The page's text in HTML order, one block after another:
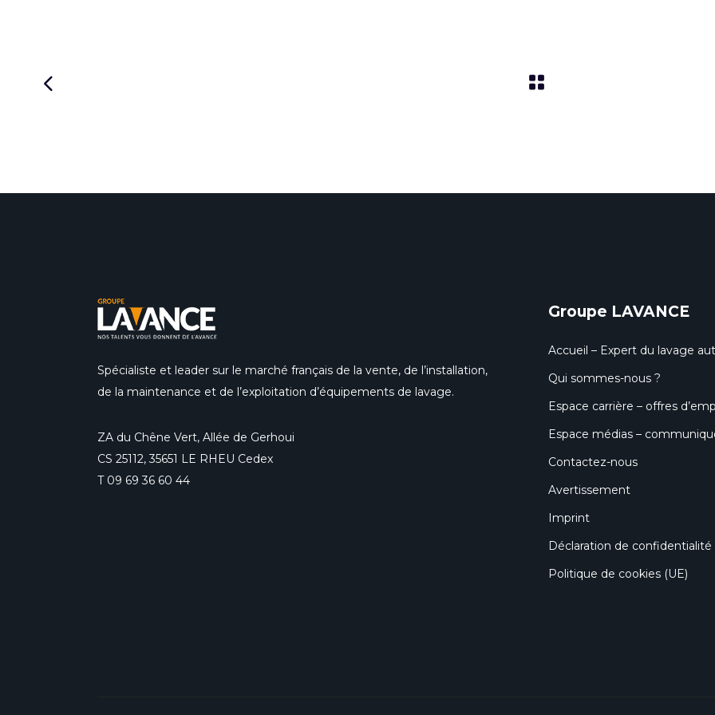
Spécialiste et leader sur le marché français de la vente, de l’installation,
de la maintenance et de l’exploitation d’équipements de lavage.
ZA du Chêne Vert, Allée de Gerhoui
CS 25112, 35651 LE RHEU Cedex
T 09 69 36 60 44
Groupe LAVANCE
Accueil – Expert du lavage
Qui sommes-nous ?
Espace carrière – offres
Espace médias –
Contactez-nous
Avertissement
Imprint
Déclaration de confidentialité
Politique de cookies (UE)